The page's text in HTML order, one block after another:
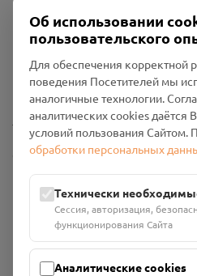
Пользовательское соглашение
Политика конфиденциальности
Промо-материалы
Настройки cookies
Общество с ограниченной
Проект Помним»
ИНН: 6700029207 ОГРН:
Юридический адрес: 216790,
Руднянский, г. Рудня, улица
Номер счёта:
Кор. счёт: 30101810200000000593
Об использовании
пользовательского
Для обеспечения корректной
поведения Посетителей мы
аналогичные технологии.
аналитических cookies даётся
условий пользования Сайтом.
обработки персональных
Технически
Сессия, авторизация,
функционирования Сайта
Аналитические cookies